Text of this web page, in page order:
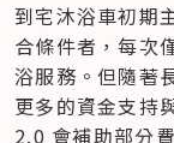
到宅沐浴車初期
合條件者，每次
浴服務。但隨著
更多的資金支持
2.0 會補助部分